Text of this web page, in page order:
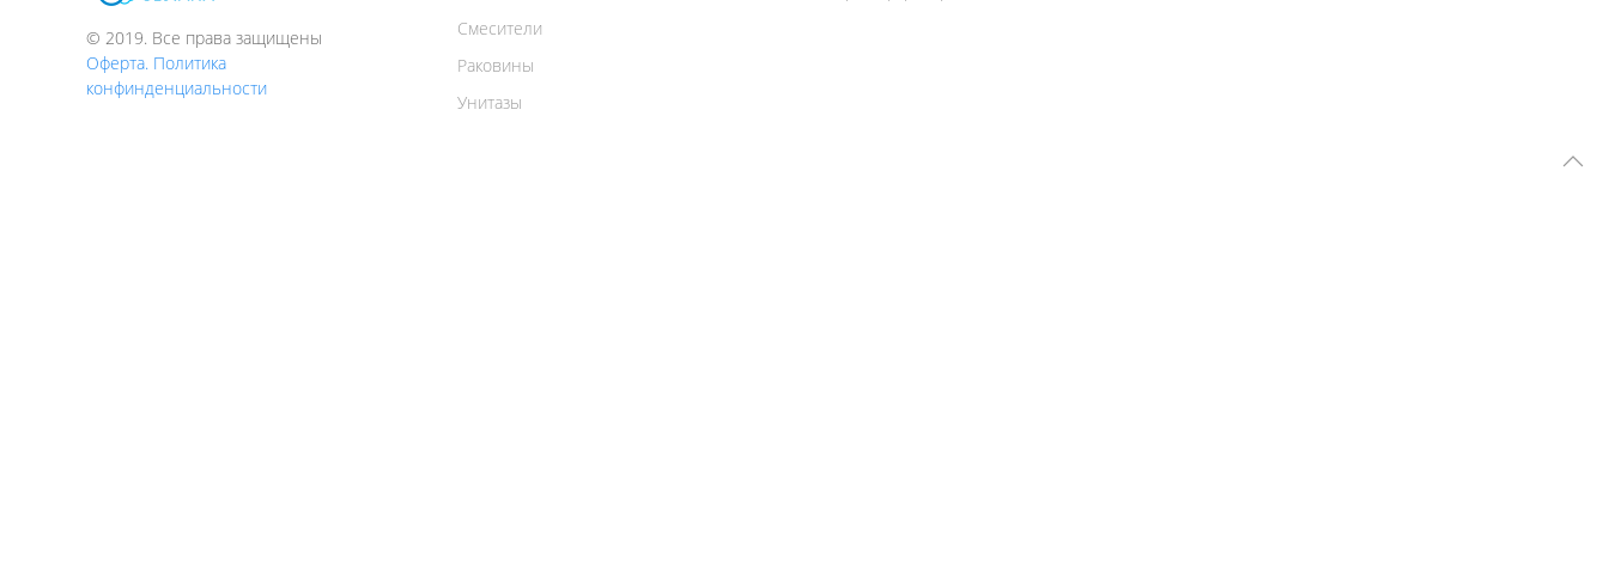
© 2019. Все права защищены
Оферта. Политика
конфинденциальности
Смесители
Раковины
Унитазы